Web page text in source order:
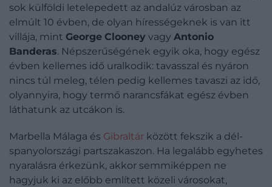
sok külföldi letelepedett az andalúz városban az
elmúlt 10 évben, de olyan hírességeknek is van itt
villája, mint George Clooney vagy Antonio
Banderas. Népszerűségének egyik oka, hogy egész
évben kellemes idő uralkodik: tavasszal és nyáron
nincs túl meleg, télen pedig kellemes tavaszi az idő,
olyannyira, hogy termő narancsfákat egész évben
láthatunk az utcákon is.
Marbella Málaga és Gibraltár között fekszik a dél-
spanyolországi partszakaszon. Ha legalább egyhetes
nyaralásra érkezünk, akkor semmiképpen ne
hagyjuk ki az előbb említett közeli városokat,